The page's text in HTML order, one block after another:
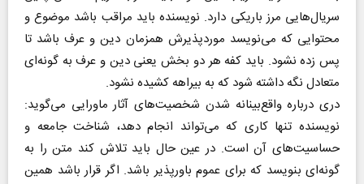
سریال‌هایی مرز باریکی دارد. نویسنده باید مراقب باشد موضوع و
محتوایی که می‌نویسد موردپذیرش همزمان دین و عرف باشد تا
پس زده نشود. باید کفه هر دو بخش یعنی دین و عرف به گونه‌ای
متعادل نگه داشته شود که به بیراهه کشیده نشود.
دری درباره واقع‌بینانه شدن شخصیت‌های آثار ماورایی می‌گوید:
نویسنده تنها کاری که می‌تواند انجام دهد، شناخت جامعه و
حساسیت‌های آن است. در عین حال باید تلاش کند متن را به
گونه‌ای بنویسد که برای عموم باورپذیر باشد. اگر قرار باشد همین